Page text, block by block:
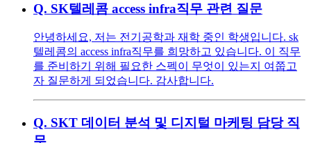
Q. SK텔레콤 access infra직무 관련 질문
안녕하세요, 저는 전기공학과 재학 중인 학생입니다. sk
텔레콤의 access infra직무를 희망하고 있습니다. 이 직무
를 준비하기 위해 필요한 스펙이 무엇이 있는지 여쭙고
자 질문하게 되었습니다. 감사합니다.
Q. SKT 데이터 분석 및 디지털 마케팅 담당 직